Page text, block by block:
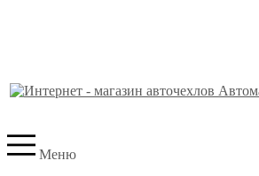
Меню